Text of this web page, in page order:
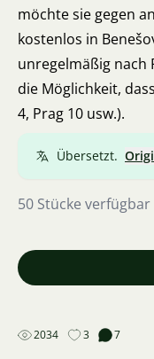
möchte sie gegen
kostenlos in
unregelmäßig nach
die Möglichkeit,
4, Prag 10 usw.).
Übersetzt.
50 Stücke verfügbar
2034 3 7